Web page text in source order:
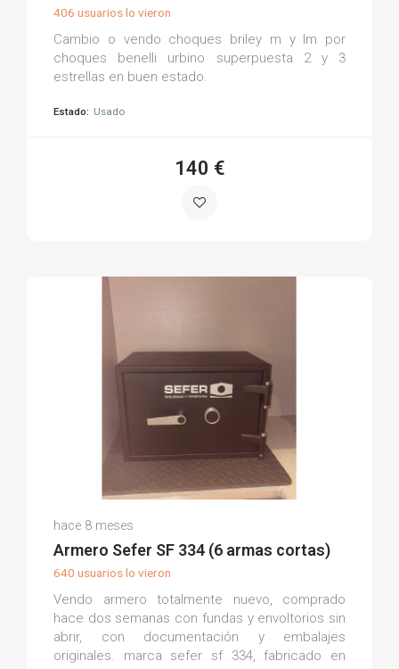
406 usuarios lo vieron
Cambio o vendo choques briley m y lm por
choques benelli urbino superpuesta 2 y 3
estrellas en buen estado.
Estado: Usado
140 €
(0)
hace 8 meses
Armero Sefer SF 334 (6 armas cortas)
640 usuarios lo vieron
Vendo armero totalmente nuevo, comprado
hace dos semanas con fundas y envoltorios sin
abrir, con documentación y embalajes
originales. marca sefer sf 334, fabricado en